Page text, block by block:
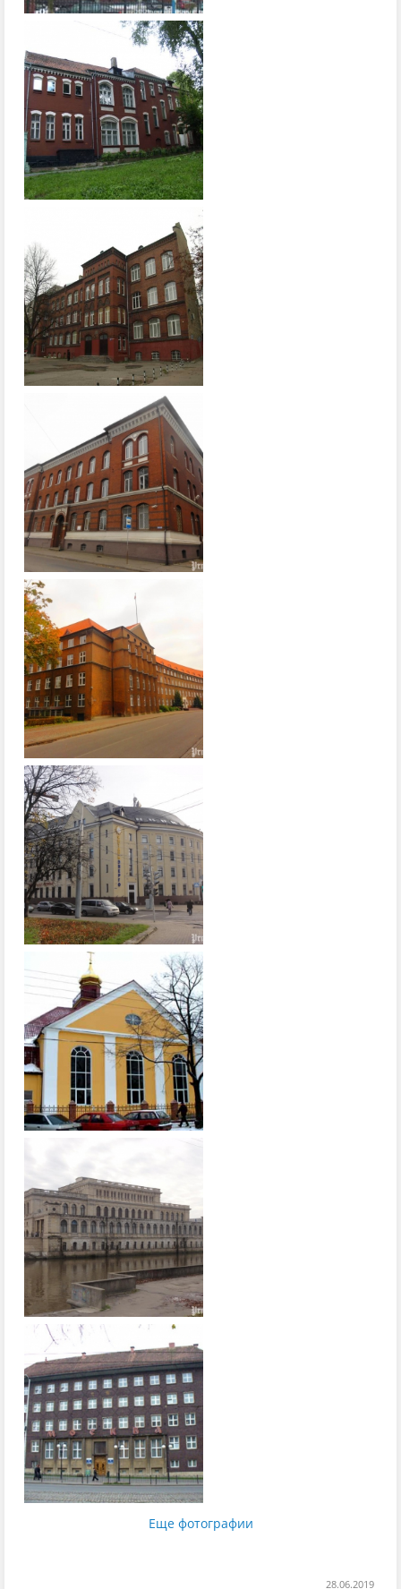
Еще фотографии
28.06.2019